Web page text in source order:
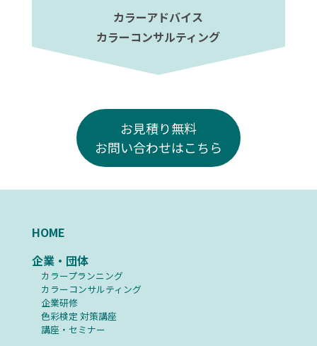
カラーアドバイス
カラーコンサルティング
お見積り無料
お問い合わせはこちら
HOME
企業・団体
カラープランニング
カラーコンサルティング
企業研修
⾊彩検定 対策講座
講座・セミナー